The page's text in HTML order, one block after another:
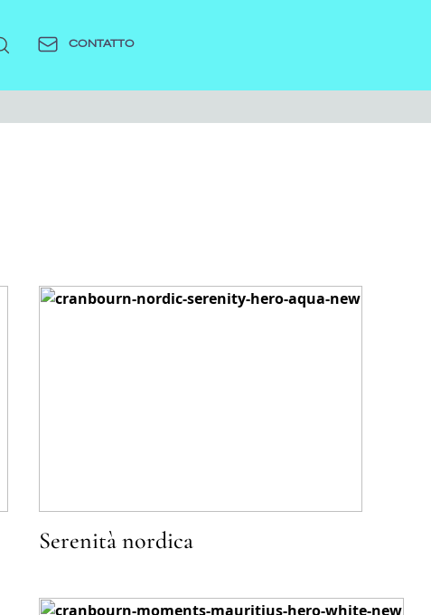
CONTATTO
Serenità nordica